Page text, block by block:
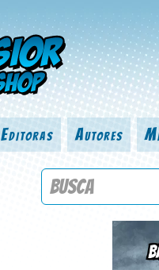
Editoras Autores
Procure por